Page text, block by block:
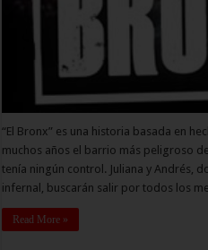
“El Bronx” es una historia basada en
muchos años el barrio más peligroso
tenía ningún control. Juliana y Andrés,
infernal, buscarán salir por todos los
Read More »